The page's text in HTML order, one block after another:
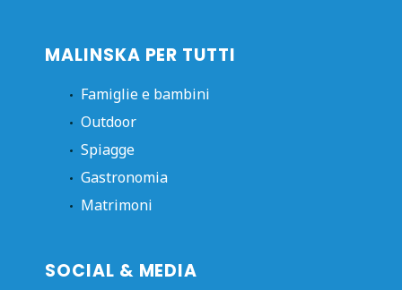
MALINSKA PER TUTTI
Famiglie e bambini
Outdoor
Spiagge
Gastronomia
Matrimoni
SOCIAL & MEDIA